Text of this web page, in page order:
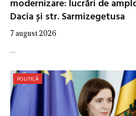
modernizare: lucrări de
Dacia și str. Sarmizegetusa
7 august 2026
…
POLITICĂ